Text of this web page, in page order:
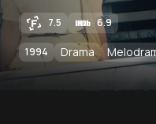
7.5 6.9
1994 Drama